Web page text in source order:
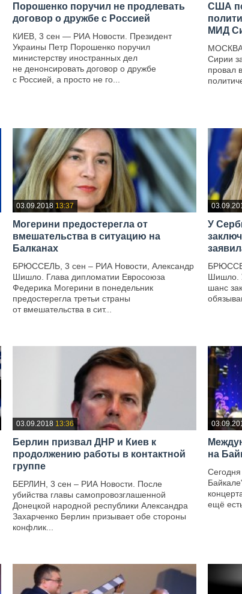
Порошенко поручил не продлевать
договор о дружбе с Россией
КИЕВ, 3 сен — РИА Новости. Президент
Украины Петр Порошенко поручил
министерству иностранных дел
не денонсировать договор о дружбе
с Россией, а просто не го...
США
МИД
Сирии
провал
03.09.2018 13:37
Могерини предостерегла от
вмешательства в ситуацию на
Балканах
БРЮССЕЛЬ, 3 сен – РИА Новости, Александр
Шишло. Глава дипломатии Евросоюза
Федерика Могерини в понедельник
предостерегла третьи страны
от вмешательства в сит...
У
Шишло.
шанс
03.09.2018 13:36
Берлин призвал ДНР и Киев к
продолжению работы в контактной
группе
БЕРЛИН, 3 сен – РИА Новости. После
убийства главы самопровозглашенной
Донецкой народной республики Александра
Захарченко Берлин призывает обе стороны
конфлик...
на
ещё